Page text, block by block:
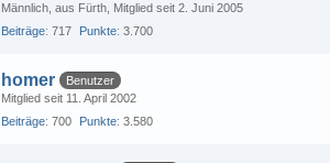
Männlich aus Fürth Mitglied seit 2. Juni 2005
Beiträge 717 Punkte 3.700
homer
Benutzer
Mitglied seit 11. April 2002
Beiträge 700 Punkte 3.580